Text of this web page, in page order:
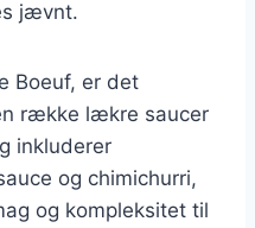
jævnt.
Boeuf, er det
række lækre saucer
inkluderer
og chimichurri,
og kompleksitet til